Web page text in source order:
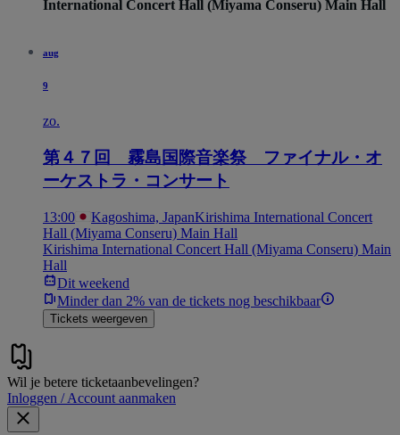
International Concert Hall (Miyama Conseru) Main Hall
aug
9
zo.
第４７回 霧島国際音楽祭 ファイナル・オ
ーケストラ・コンサート
13:00 Kagoshima, JapanKirishima International Concert
Hall (Miyama Conseru) Main Hall
Kirishima International Concert Hall (Miyama Conseru) Main
Hall
Dit weekend
Minder dan 2% van de tickets nog beschikbaar
Tickets weergeven
Wil je betere ticketaanbevelingen?
Inloggen / Account aanmaken